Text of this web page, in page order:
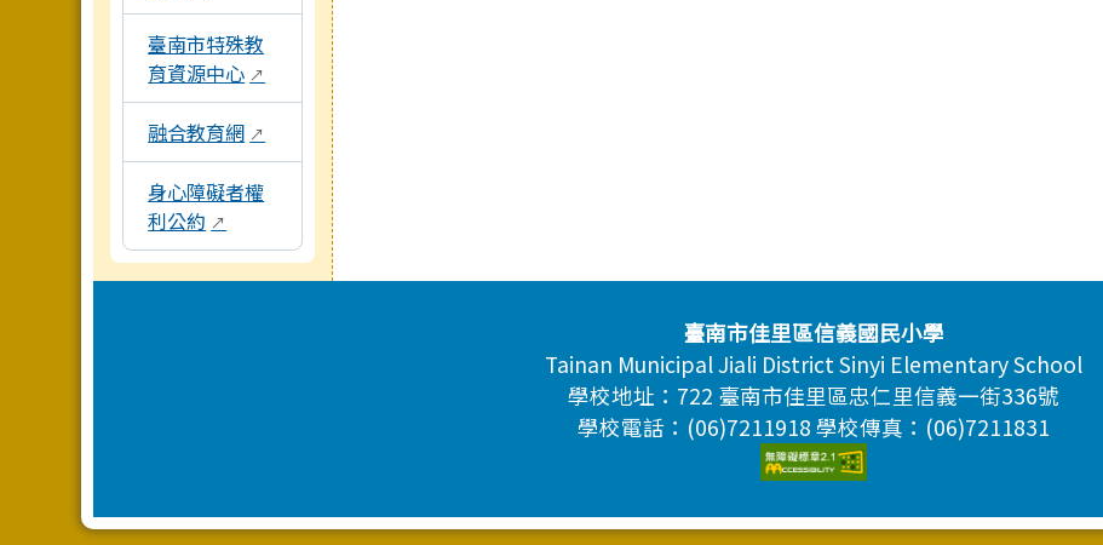
臺南市特殊教
育資源中心 ↗
融合教育網 ↗
身心障礙者權
利公約 ↗
臺南市佳里區信義國民小學
Tainan Municipal Jiali District Sinyi Elementary School
學校地址：722 臺南市佳里區忠仁里信義一街336號
學校電話：(06)7211918 學校傳真：(06)7211831